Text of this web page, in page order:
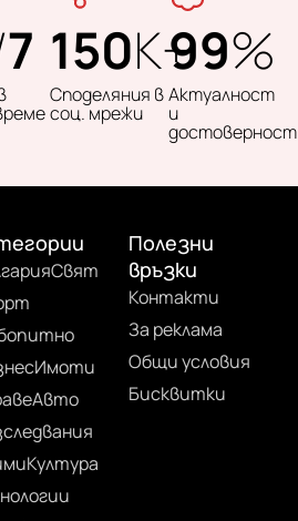
7 150K+
Споделяния в
соц. мрежи
99%
Актуалност
и
достоверност
Свят
Имоти
Авто
Култура
Полезни
връзки
Контакти
За реклама
Общи условия
Бисквитки